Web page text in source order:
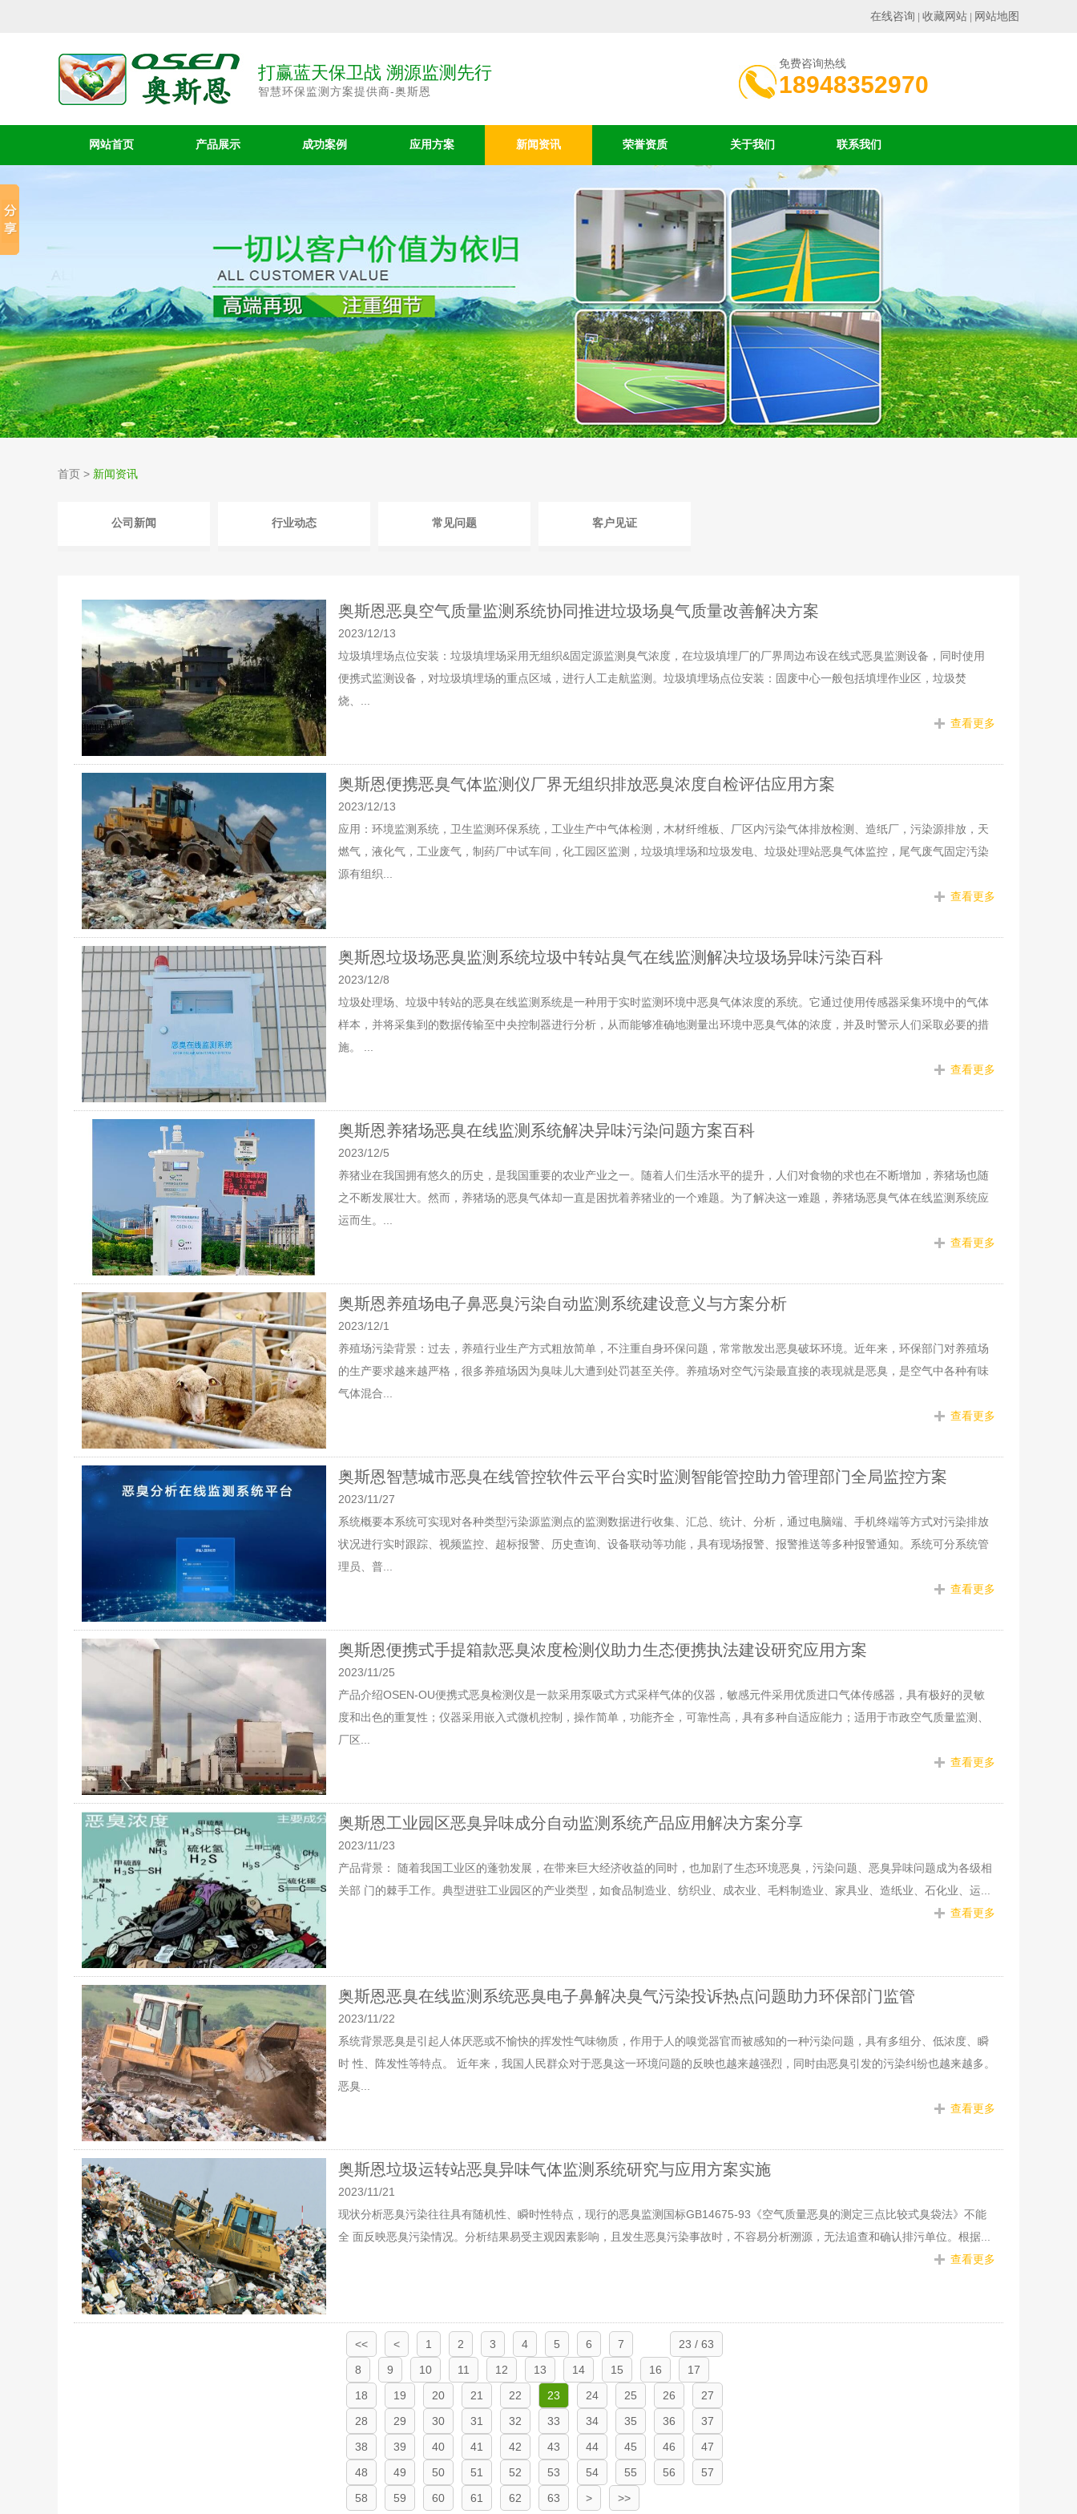
在线咨询 收藏网站 网站地图
打赢蓝天保卫战 溯源监测先行
智慧环保监测方案提供商-奥斯恩
免费咨询热线
18948352970
网站首页 产品展示 成功案例 应用方案 新闻资讯 荣誉资质 关于我们 联系我们
首页 > 新闻资讯
公司新闻 行业动态 常见问题 客户见证
奥斯恩恶臭空气质量监测系统协同推进垃圾场臭气质量改善解决方案
2023/12/13
垃圾填埋场点位安装：垃圾填埋场采用无组织&固定源监测臭气浓度，在垃圾填埋厂的厂界周边布设在线式恶臭监测设备，同时使用
便携式监测设备，对垃圾填埋场的重点区域，进行人工走航监测。垃圾填埋场点位安装：固废中心一般包括填埋作业区，垃圾焚
烧、...
查看更多
奥斯恩便携恶臭气体监测仪厂界无组织排放恶臭浓度自检评估应用方案
2023/12/13
应用：环境监测系统，卫生监测环保系统，工业生产中气体检测，木材纤维板、厂区内污染气体排放检测、造纸厂，污染源排放，天
燃气，液化气，工业废气，制药厂中试车间，化工园区监测，垃圾填埋场和垃圾发电、垃圾处理站恶臭气体监控，尾气废气固定汚染
源有组织...
查看更多
奥斯恩垃圾场恶臭监测系统垃圾中转站臭气在线监测解决垃圾场异味污染百科
2023/12/8
垃圾处理场、垃圾中转站的恶臭在线监测系统是一种用于实时监测环境中恶臭气体浓度的系统。它通过使用传感器采集环境中的气体
样本，并将采集到的数据传输至中央控制器进行分析，从而能够准确地测量出环境中恶臭气体的浓度，并及时警示人们采取必要的措
施。 ...
查看更多
奥斯恩养猪场恶臭在线监测系统解决异味污染问题方案百科
2023/12/5
养猪业在我国拥有悠久的历史，是我国重要的农业产业之一。随着人们生活水平的提升，人们对食物的求也在不断增加，养猪场也随
之不断发展壮大。然而，养猪场的恶臭气体却一直是困扰着养猪业的一个难题。为了解决这一难题，养猪场恶臭气体在线监测系统应
运而生。...
查看更多
奥斯恩养殖场电子鼻恶臭污染自动监测系统建设意义与方案分析
2023/12/1
养殖场污染背景：过去，养殖行业生产方式粗放简单，不注重自身环保问题，常常散发出恶臭破坏环境。近年来，环保部门对养殖场
的生产要求越来越严格，很多养殖场因为臭味儿大遭到处罚甚至关停。养殖场对空气污染最直接的表现就是恶臭，是空气中各种有味
气体混合...
查看更多
奥斯恩智慧城市恶臭在线管控软件云平台实时监测智能管控助力管理部门全局监控方案
2023/11/27
系统概要本系统可实现对各种类型污染源监测点的监测数据进行收集、汇总、统计、分析，通过电脑端、手机终端等方式对污染排放
状况进行实时跟踪、视频监控、超标报警、历史查询、设备联动等功能，具有现场报警、报警推送等多种报警通知。系统可分系统管
理员、普...
查看更多
奥斯恩便携式手提箱款恶臭浓度检测仪助力生态便携执法建设研究应用方案
2023/11/25
产品介绍OSEN-OU便携式恶臭检测仪是一款采用泵吸式方式采样气体的仪器，敏感元件采用优质进口气体传感器，具有极好的灵敏
度和出色的重复性；仪器采用嵌入式微机控制，操作简单，功能齐全，可靠性高，具有多种自适应能力；适用于市政空气质量监测、
厂区...
查看更多
奥斯恩工业园区恶臭异味成分自动监测系统产品应用解决方案分享
2023/11/23
产品背景： 随着我国工业区的蓬勃发展，在带来巨大经济收益的同时，也加剧了生态环境恶臭，污染问题、恶臭异味问题成为各级相
关部 门的棘手工作。典型进驻工业园区的产业类型，如食品制造业、纺织业、成衣业、毛料制造业、家具业、造纸业、石化业、运...
查看更多
奥斯恩恶臭在线监测系统恶臭电子鼻解决臭气污染投诉热点问题助力环保部门监管
2023/11/22
系统背景恶臭是引起人体厌恶或不愉快的挥发性气味物质，作用于人的嗅觉器官而被感知的一种污染问题，具有多组分、低浓度、瞬
时 性、阵发性等特点。 近年来，我国人民群众对于恶臭这一环境问题的反映也越来越强烈，同时由恶臭引发的污染纠纷也越来越多。
恶臭...
查看更多
奥斯恩垃圾运转站恶臭异味气体监测系统研究与应用方案实施
2023/11/21
现状分析恶臭污染往往具有随机性、瞬时性特点，现行的恶臭监测国标GB14675-93《空气质量恶臭的测定三点比较式臭袋法》不能
全 面反映恶臭污染情况。分析结果易受主观因素影响，且发生恶臭污染事故时，不容易分析溯源，无法追查和确认排污单位。根据...
查看更多
23 / 63
<< < 1 2 3 4 5 6
7
8
9 10 11 12 13 14 15 16
17
18
19 20 21 22 23 24 25 26
27
28
29 30 31 32 33 34 35 36
37
38
39 40 41 42 43 44 45 46
47
48
49 50 51 52 53 54 55 56
57
58
59 60 61 62 63 > >>